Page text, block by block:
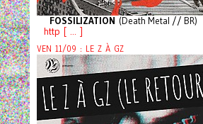
FOSSILIZATION (Death Metal // BR)
http [ ... ]
VEN 11/09 : LE Z À GZ